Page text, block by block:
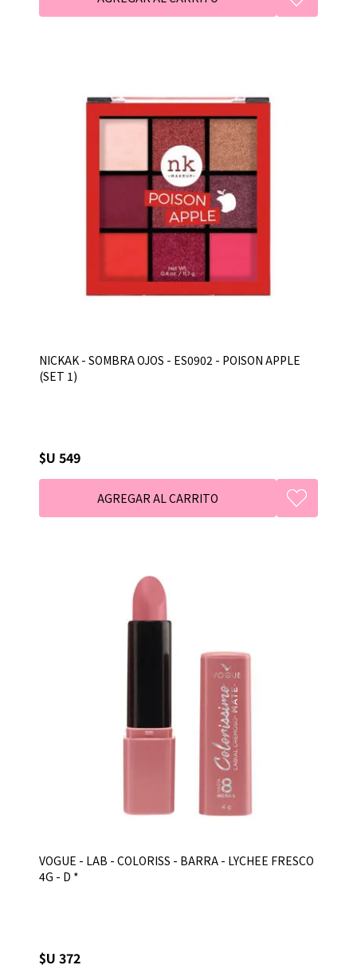
NICKAK - SOMBRA OJOS - ES0902 - POISON APPLE
(SET 1)
$U 549
VOGUE - LAB - COLORISS - BARRA - LYCHEE FRESCO
4G - D *
$U 372